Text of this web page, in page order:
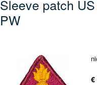
Sleeve patch
PW
€